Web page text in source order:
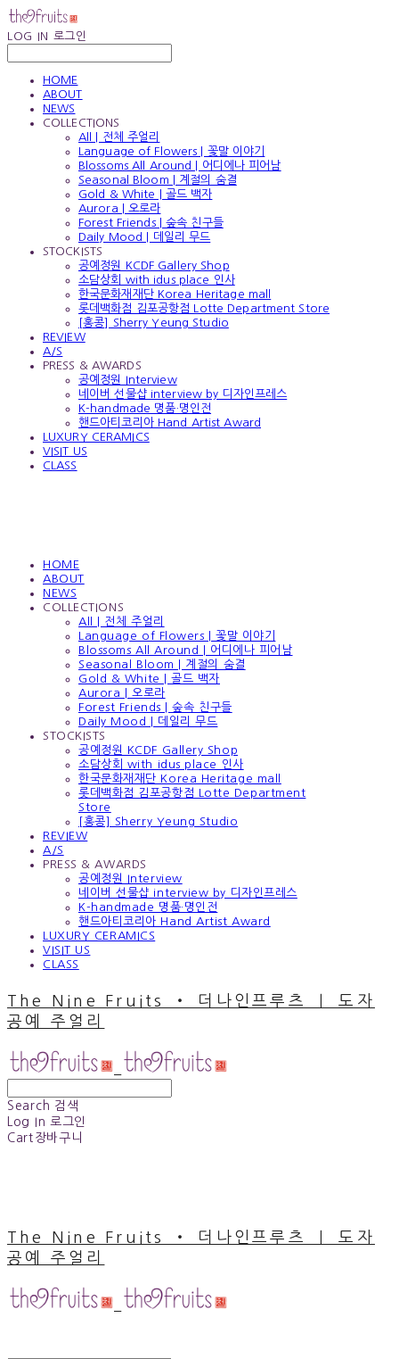
LOG IN 로그인
HOME
ABOUT
NEWS
COLLECTIONS
All | 전체 주얼리
Language of Flowers | 꽃말 이야기
Blossoms All Around | 어디에나 피어남
Seasonal Bloom | 계절의 숨결
Gold & White | 골드 백자
Aurora | 오로라
Forest Friends | 숲속 친구들
Daily Mood | 데일리 무드
STOCKISTS
공예정원 KCDF Gallery Shop
소담상회 with idus place 인사
한국문화재재단 Korea Heritage mall
롯데백화점 김포공항점 Lotte Department Store
[홍콩] Sherry Yeung Studio
REVIEW
A/S
PRESS & AWARDS
공예정원 Interview
네이버 선물샵 interview by 디자인프레스
K-handmade 명품·명인전
핸드아티코리아 Hand Artist Award
LUXURY CERAMICS
VISIT US
CLASS
HOME
ABOUT
NEWS
COLLECTIONS
All | 전체 주얼리
Language of Flowers | 꽃말 이야기
Blossoms All Around | 어디에나 피어남
Seasonal Bloom | 계절의 숨결
Gold & White | 골드 백자
Aurora | 오로라
Forest Friends | 숲속 친구들
Daily Mood | 데일리 무드
STOCKISTS
공예정원 KCDF Gallery Shop
소담상회 with idus place 인사
한국문화재재단 Korea Heritage mall
롯데백화점 김포공항점 Lotte Department
Store
[홍콩] Sherry Yeung Studio
REVIEW
A/S
PRESS & AWARDS
공예정원 Interview
네이버 선물샵 interview by 디자인프레스
K-handmade 명품·명인전
핸드아티코리아 Hand Artist Award
LUXURY CERAMICS
VISIT US
CLASS
The Nine Fruits ‧ 더나인프루츠 ｜ 도자
공예 주얼리
Search 검색
Log In 로그인
Cart 장바구니
The Nine Fruits ‧ 더나인프루츠 ｜ 도자
공예 주얼리